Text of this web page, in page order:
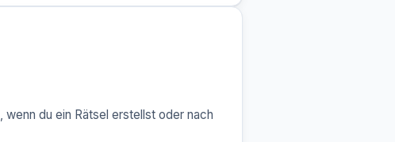
wenn du ein Rätsel erstellst oder nach